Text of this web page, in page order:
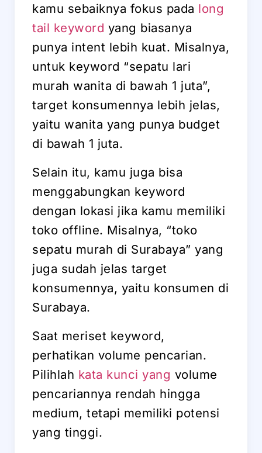
kamu sebaiknya fokus pada long
tail keyword yang biasanya
punya intent lebih kuat. Misalnya,
untuk keyword “sepatu lari
murah wanita di bawah 1 juta”,
target konsumennya lebih jelas,
yaitu wanita yang punya budget
di bawah 1 juta.
Selain itu, kamu juga bisa
menggabungkan keyword
dengan lokasi jika kamu memiliki
toko offline. Misalnya, “toko
sepatu murah di Surabaya” yang
juga sudah jelas target
konsumennya, yaitu konsumen di
Surabaya.
Saat meriset keyword,
perhatikan volume pencarian.
Pilihlah kata kunci yang volume
pencariannya rendah hingga
medium, tetapi memiliki potensi
yang tinggi.